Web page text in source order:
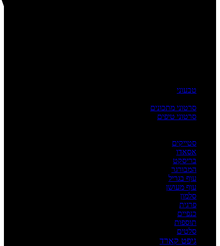
טבעוני
סרטוני מתכונים
סרטוני טיפים
סטייקים
אסאדו
בריסקט
המבורגר
עוף בגריל
עוף מעושן
סלמון
פרגית
כנפיים
תוספות
סלטים
גיפט קארד